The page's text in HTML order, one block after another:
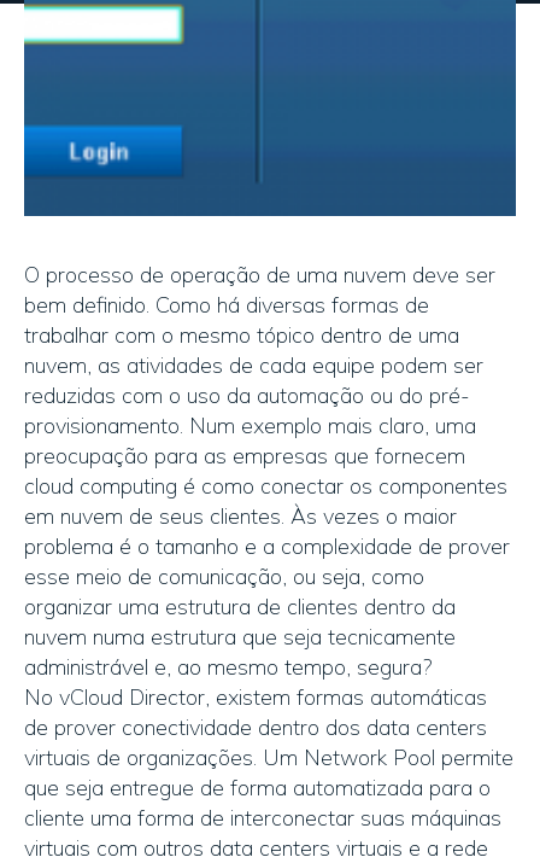
O processo de operação de uma nuvem deve ser
bem definido. Como há diversas formas de
trabalhar com o mesmo tópico dentro de uma
nuvem, as atividades de cada equipe podem ser
reduzidas com o uso da automação ou do pré-
provisionamento. Num exemplo mais claro, uma
preocupação para as empresas que fornecem
cloud computing é como conectar os componentes
em nuvem de seus clientes. Às vezes o maior
problema é o tamanho e a complexidade de prover
esse meio de comunicação, ou seja, como
organizar uma estrutura de clientes dentro da
nuvem numa estrutura que seja tecnicamente
administrável e, ao mesmo tempo, segura?
No vCloud Director, existem formas automáticas
de prover conectividade dentro dos data centers
virtuais de organizações. Um Network Pool permite
que seja entregue de forma automatizada para o
cliente uma forma de interconectar suas máquinas
virtuais com outros data centers virtuais e a rede